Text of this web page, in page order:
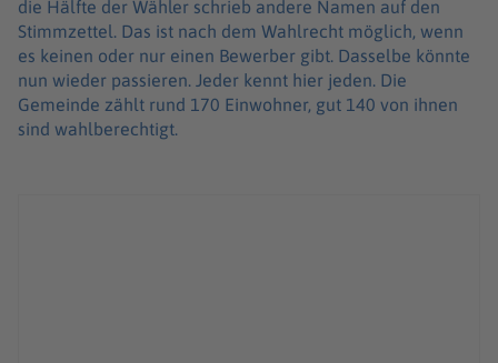
die Hälfte der Wähler schrieb andere Namen auf den
Stimmzettel. Das ist nach dem Wahlrecht möglich, wenn
es keinen oder nur einen Bewerber gibt. Dasselbe könnte
nun wieder passieren. Jeder kennt hier jeden. Die
Gemeinde zählt rund 170 Einwohner, gut 140 von ihnen
sind wahlberechtigt.